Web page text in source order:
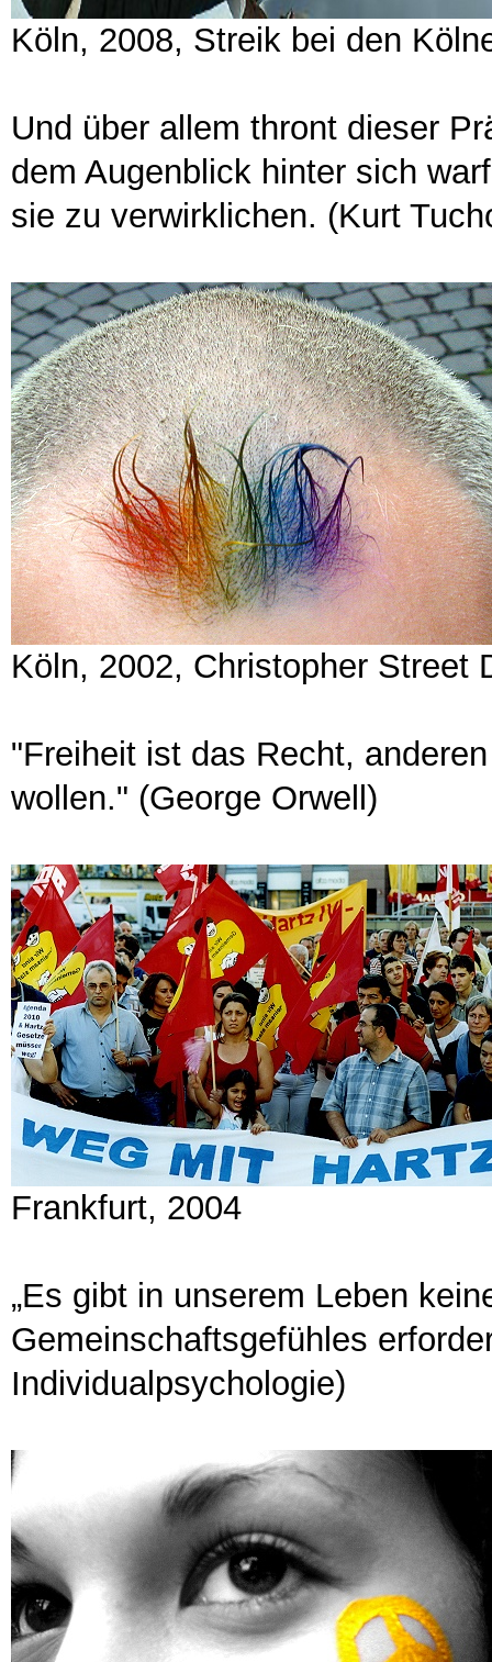
Köln, 2008, Streik bei den
Und über allem thront dieser
dem Augenblick hinter sich
sie zu verwirklichen. (Kurt
Köln, 2002, Christopher Street
"Freiheit ist das Recht,
wollen." (George Orwell)
Frankfurt, 2004
„Es gibt in unserem Leben
Gemeinschaftsgefühles
Individualpsychologie)